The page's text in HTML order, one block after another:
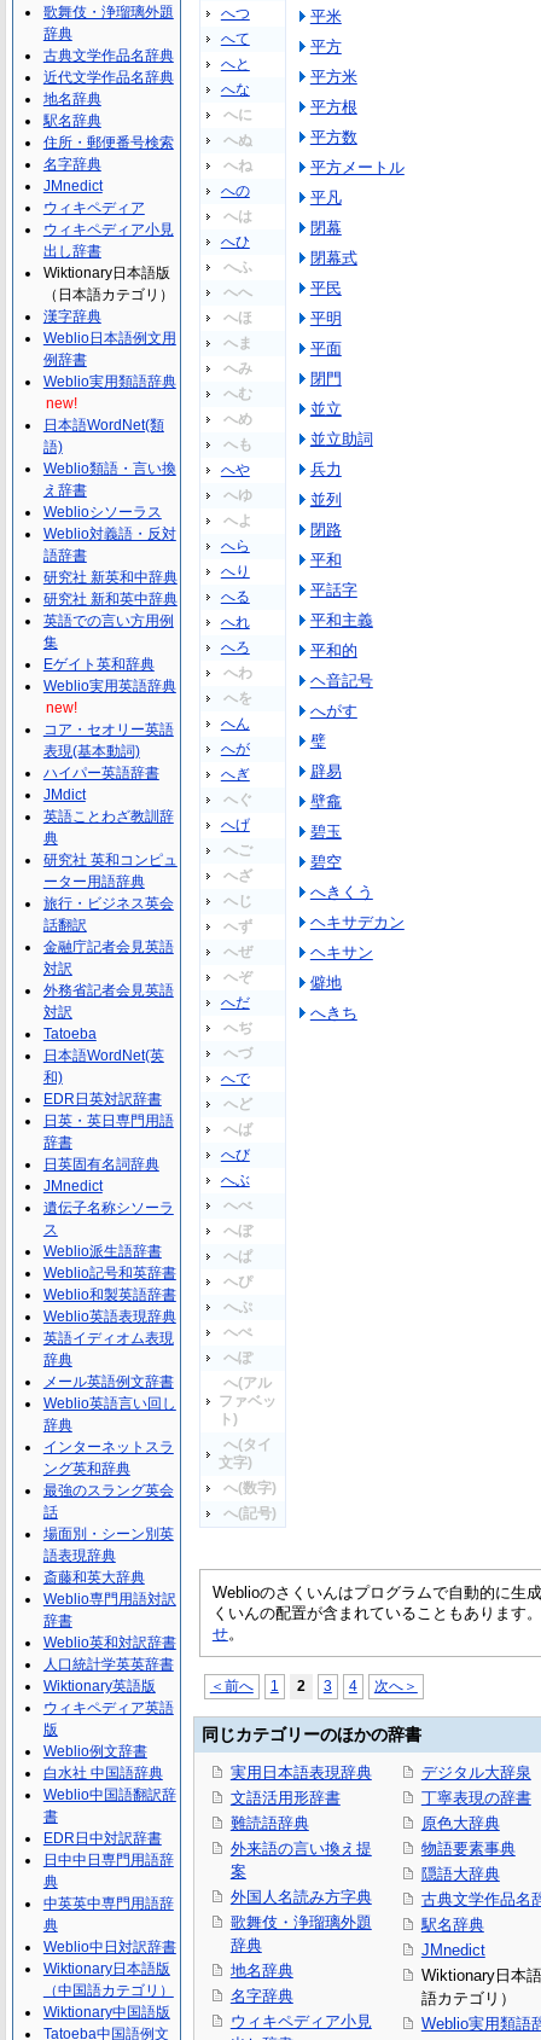
へつ
へて
へと
へな
へに
へぬ
へね
への
へは
へひ
へふ
へへ
へほ
へま
へみ
へむ
へめ
へも
へや
へゆ
へよ
へら
へり
へる
へれ
へろ
へわ
へを
へん
へが
へぎ
へぐ
へげ
へご
へざ
へじ
へず
へぜ
へぞ
へだ
へぢ
へづ
へで
へど
へば
へび
へぶ
へべ
へぼ
へぱ
へぴ
へぷ
へぺ
へぽ
へ(アル
ファベッ
ト)
へ(タイ
文字)
へ(数字)
へ(記号)
平米
平方
平方米
平方根
平方数
平方メートル
平凡
閉幕
閉幕式
平民
平明
平面
閉門
並立
並立助詞
兵力
並列
閉路
平和
平話字
平和主義
平和的
ヘ音記号
へがす
璧
辟易
壁龕
碧玉
碧空
へきくう
ヘキサデカン
ヘキサン
僻地
へきち
Weblioのさくいんはプログラムで自動的に生
くいんの配置が含まれていることもあります
せ。
＜前へ 1 2 3 4 次へ＞
同じカテゴリーのほかの辞書
実用日本語表現辞典
文語活用形辞書
難読語辞典
外来語の言い換え提
案
外国人名読み方字典
歌舞伎・浄瑠璃外題
辞典
地名辞典
名字辞典
ウィキペディア小見
デジタル大辞泉
丁寧表現の辞書
原色大辞典
物語要素事典
隠語大辞典
古典文学作品名
駅名辞典
JMnedict
Wiktionary日本
語カテゴリ）
Weblio実用類語
歌舞伎・浄瑠璃外題
辞典
古典文学作品名辞典
近代文学作品名辞典
地名辞典
駅名辞典
住所・郵便番号検索
名字辞典
JMnedict
ウィキペディア
ウィキペディア小見
出し辞書
Wiktionary日本語版
（日本語カテゴリ）
漢字辞典
Weblio日本語例文用
例辞書
Weblio実用類語辞典
new!
日本語WordNet(類
語)
Weblio類語・言い換
え辞書
Weblioシソーラス
Weblio対義語・反対
語辞書
研究社 新英和中辞典
研究社 新和英中辞典
英語での言い方用例
集
Eゲイト英和辞典
Weblio実用英語辞典
new!
コア・セオリー英語
表現(基本動詞)
ハイパー英語辞書
JMdict
英語ことわざ教訓辞
典
研究社 英和コンピュ
ーター用語辞典
旅行・ビジネス英会
話翻訳
金融庁記者会見英語
対訳
外務省記者会見英語
対訳
Tatoeba
日本語WordNet(英
和)
EDR日英対訳辞書
日英・英日専門用語
辞書
日英固有名詞辞典
JMnedict
遺伝子名称シソーラ
ス
Weblio派生語辞書
Weblio記号和英辞書
Weblio和製英語辞書
Weblio英語表現辞典
英語イディオム表現
辞典
メール英語例文辞書
Weblio英語言い回し
辞典
インターネットスラ
ング英和辞典
最強のスラング英会
話
場面別・シーン別英
語表現辞典
斎藤和英大辞典
Weblio専門用語対訳
辞書
Weblio英和対訳辞書
人口統計学英英辞書
Wiktionary英語版
ウィキペディア英語
版
Weblio例文辞書
白水社 中国語辞典
Weblio中国語翻訳辞
書
EDR日中対訳辞書
日中中日専門用語辞
典
中英英中専門用語辞
典
Weblio中日対訳辞書
Wiktionary日本語版
（中国語カテゴリ）
Wiktionary中国語版
Tatoeba中国語例文